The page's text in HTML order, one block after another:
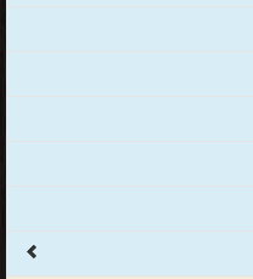
من الروايات الحصرية الرائعة
المجلات تجعلك تبحر في عالم
المكتبة الإلكترونيّة لتحميل